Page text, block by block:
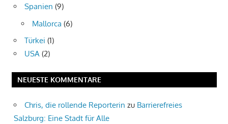
Spanien (9)
Mallorca (6)
Türkei (1)
USA (2)
NEUESTE KOMMENTARE
Chris, die rollende Reporterin zu Barrierefreies
Salzburg: Eine Stadt für Alle